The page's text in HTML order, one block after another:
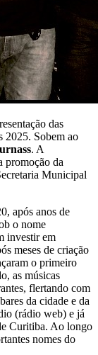
das
2025. Sobem ao
. A
promoção da
Municipal
após anos de
o nome
investir em
meses de criação
o primeiro
as músicas
flertando com
da cidade e da
(rádio web) e já
Curitiba. Ao longo
nomes do